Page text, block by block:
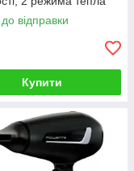
відправки
Купити